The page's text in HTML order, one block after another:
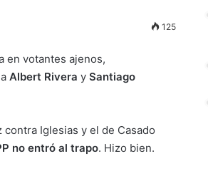
125
en votantes ajenos,
a Albert Rivera y Santiago
Iglesias y el de Casado
no entró al trapo. Hizo bien.